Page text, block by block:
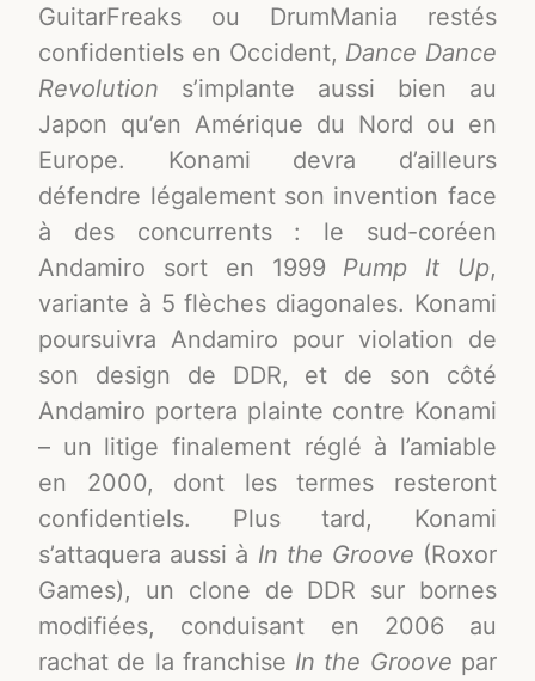
GuitarFreaks ou DrumMania restés
confidentiels en Occident, Dance Dance
Revolution s’implante aussi bien au
Japon qu’en Amérique du Nord ou en
Europe. Konami devra d’ailleurs
défendre légalement son invention face
à des concurrents : le sud-coréen
Andamiro sort en 1999 Pump It Up,
variante à 5 flèches diagonales. Konami
poursuivra Andamiro pour violation de
son design de DDR, et de son côté
Andamiro portera plainte contre Konami
– un litige finalement réglé à l’amiable
en 2000, dont les termes resteront
confidentiels. Plus tard, Konami
s’attaquera aussi à In the Groove (Roxor
Games), un clone de DDR sur bornes
modifiées, conduisant en 2006 au
rachat de la franchise In the Groove par